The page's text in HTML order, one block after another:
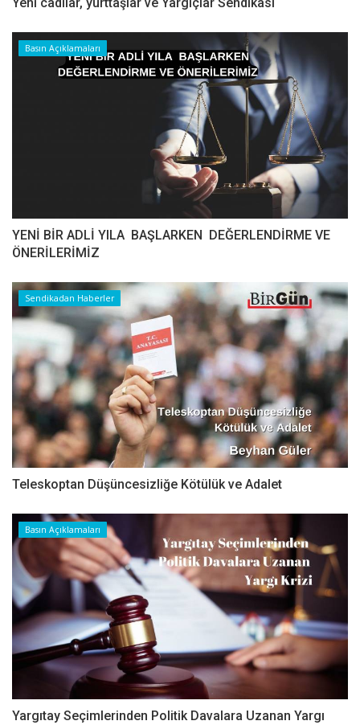
Basın Açıklamaları
YENİ BİR ADLİ YILA BAŞLARKEN DEĞERLENDİRME VE
ÖNERİLERİMİZ
Sendikadan Haberler
Teleskoptan Düşüncesizliğe Kötülük ve Adalet
Basın Açıklamaları
Yargıtay Seçimlerinden Politik Davalara Uzanan Yargı